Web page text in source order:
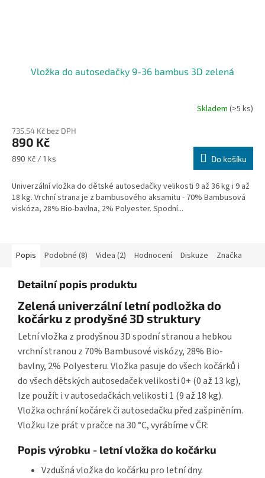
Vložka do autosedačky 9-36 bambus 3D zelená
Skladem (>5 ks)
735,54 Kč bez DPH
890 Kč
Měrná
890 Kč / 1 ks Do košíku
Univerzální vložka do dětské autosedačky velikosti 9 až 36 kg i 9 až
18 kg. Vrchní strana je z bambusového aksamitu - 70% Bambusová
viskóza, 28% Bio-bavlna, 2% Polyester. Spodní...
Popis Podobné (8) Videa (2) Hodnocení Diskuze Značka
Detailní popis produktu
Zelená univerzální letní podložka do
kočárku z prodyšné 3D struktury
Letní vložka z prodyšnou 3D spodní stranou a hebkou
vrchní stranou z 70% Bambusové viskózy, 28% Bio-
bavlny, 2% Polyesteru. Vložka pasuje do všech kočárků i
do všech dětských autosedaček velikosti 0+ (0 až 13 kg),
lze použít i v autosedačkách velikosti 1 (9 až 18 kg).
Vložka ochrání kočárek či autosedačku před zašpiněním.
Vložku lze prát v pračce na 30 °C, vyrábíme v ČR:
Popis výrobku - letní vložka do kočárku
Vzdušná vložka do kočárku pro letní dny.